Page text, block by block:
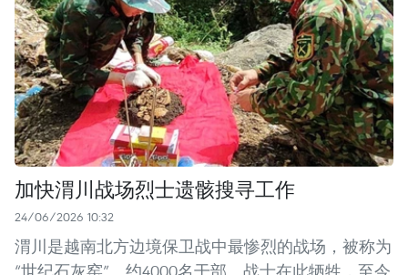
加快渭川战场烈士遗骸搜寻工作
24/06/2026 10:32
渭川是越南北方边境保卫战中最惨烈的战场，被称为